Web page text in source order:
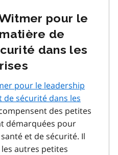
pour le
de
dans les
pour le leadership
de sécurité dans les
des petites
démarquées pour
et de sécurité. Il
autres petites